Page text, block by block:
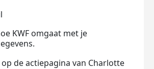
KWF omgaat met je
de actiepagina van Charlotte